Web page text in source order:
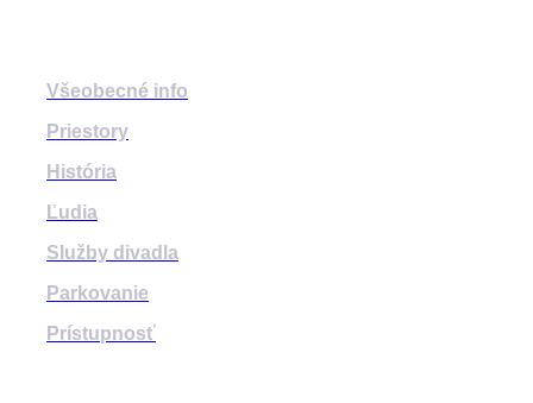
Všeobecné info
Priestory
História
Ľudia
Služby divadla
Parkovanie
Prístupnosť